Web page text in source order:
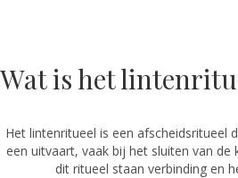
Wat is het
Het lintenritueel is een afscheidsritueel
een uitvaart, vaak bij het sluiten van de
dit ritueel staan verbinding en